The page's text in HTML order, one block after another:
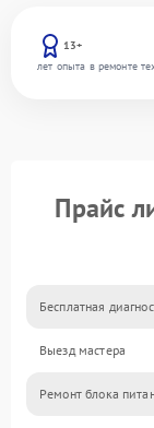
13+
лет опыта в ремонте
Прайс
Бесплатная
Выезд мастера
Ремонт блока